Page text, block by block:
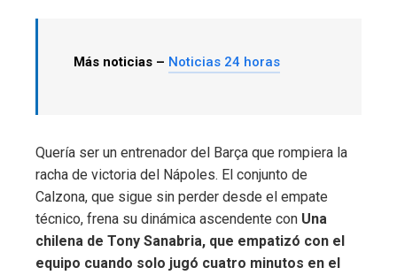
Más noticias – Noticias 24 horas
Quería ser un entrenador del Barça que rompiera la
racha de victoria del Nápoles. El conjunto de
Calzona, que sigue sin perder desde el empate
técnico, frena su dinámica ascendente con Una
chilena de Tony Sanabria, que empatizó con el
equipo cuando solo jugó cuatro minutos en el